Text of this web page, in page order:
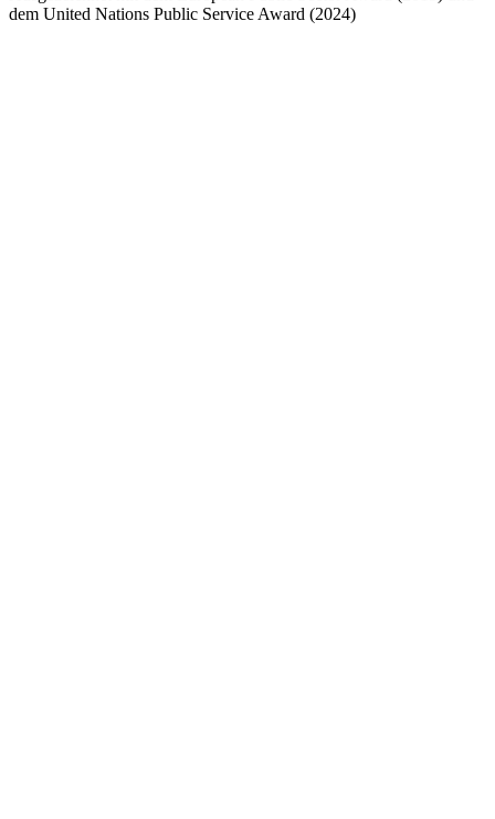
dem United Nations Public Service Award (2024)